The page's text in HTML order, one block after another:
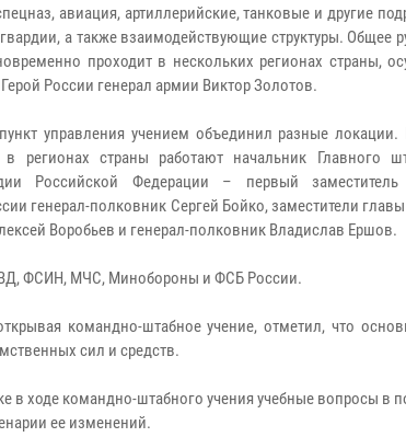
авиация, артиллерийские, танковые и другие
а также взаимодействующие структуры. Общее
проходит в нескольких регионах страны,
России генерал армии Виктор Золотов.
управления учением объединил разные локации.
в регионах страны работают начальник Главного
Российской Федерации – первый заместитель
генерал-полковник Сергей Бойко, заместители
Воробьев и генерал-полковник Владислав Ершов.
ФСИН, МЧС, Минобороны и ФСБ России.
командно-штабное учение, отметил, что
сил и средств.
в ходе командно-штабного учения учебные вопросы в
ее изменений.